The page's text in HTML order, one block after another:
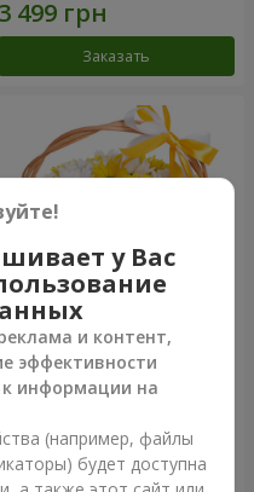
Заказать
"Солнышко"
Заказать
у Вас
и контент,
эффективности
информации на
(например, файлы
будет доступна